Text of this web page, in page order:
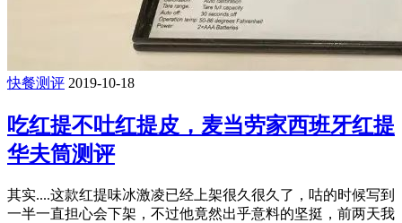
快餐测评 2019-10-18
吃红提不吐红提皮，麦当劳家西班牙红提
华夫筒测评
其实....这款红提味冰激凌已经上架很久很久了，咕的时候写到
一半一直担心会下架，不过他竟然出乎意料的坚挺，前两天我